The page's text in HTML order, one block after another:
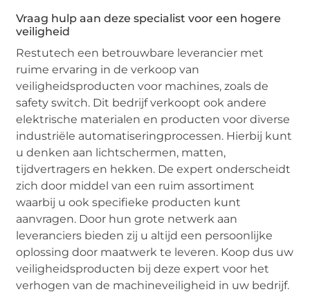
Vraag hulp aan deze specialist voor een hogere
veiligheid
Restutech een betrouwbare leverancier met
ruime ervaring in de verkoop van
veiligheidsproducten voor machines, zoals de
safety switch. Dit bedrijf verkoopt ook andere
elektrische materialen en producten voor diverse
industriële automatiseringprocessen. Hierbij kunt
u denken aan lichtschermen, matten,
tijdvertragers en hekken. De expert onderscheidt
zich door middel van een ruim assortiment
waarbij u ook specifieke producten kunt
aanvragen. Door hun grote netwerk aan
leveranciers bieden zij u altijd een persoonlijke
oplossing door maatwerk te leveren. Koop dus uw
veiligheidsproducten bij deze expert voor het
verhogen van de machineveiligheid in uw bedrijf.